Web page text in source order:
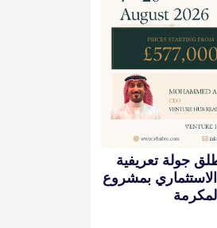
جولة تعريفية
بمشروع